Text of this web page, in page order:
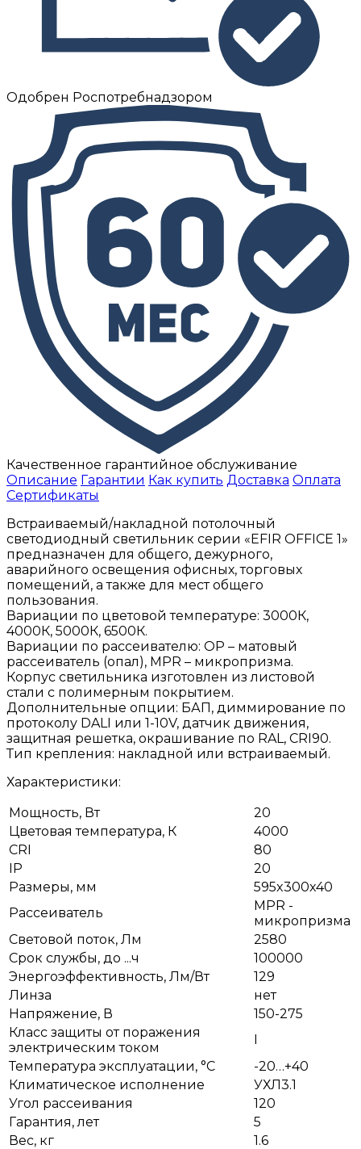
Одобрен Роспотребнадзором
Качественное гарантийное обслуживание
Описание Гарантии Как купить Доставка Оплата
Сертификаты
Встраиваемый/накладной потолочный
светодиодный светильник серии «EFIR OFFICE 1»
предназначен для общего, дежурного,
аварийного освещения офисных, торговых
помещений, а также для мест общего
пользования.
Вариации по цветовой температуре: 3000К,
4000К, 5000К, 6500К.
Вариации по рассеивателю: OP – матовый
рассеиватель (опал), МPR – микропризма.
Корпус светильника изготовлен из листовой
стали с полимерным покрытием.
Дополнительные опции: БАП, диммирование по
протоколу DALI или 1-10V, датчик движения,
защитная решетка, окрашивание по RAL, CRI90.
Тип крепления: накладной или встраиваемый.
Характеристики:
Мощность, Вт
20
Цветовая температура, К
4000
CRI
80
IP
20
Размеры, мм
595x300x40
Рассеиватель
MPR -
микропризма
Световой поток, Лм
2580
Срок службы, до ...ч
100000
Энергоэффективность, Лм/Вт
129
Линза
нет
Напряжение, В
150-275
Класс защиты от поражения
электрическим током
I
Температура эксплуатации, °С
-20…+40
Климатическое исполнение
УХЛ3.1
Угол рассеивания
120
Гарантия, лет
5
Вес, кг
1.6